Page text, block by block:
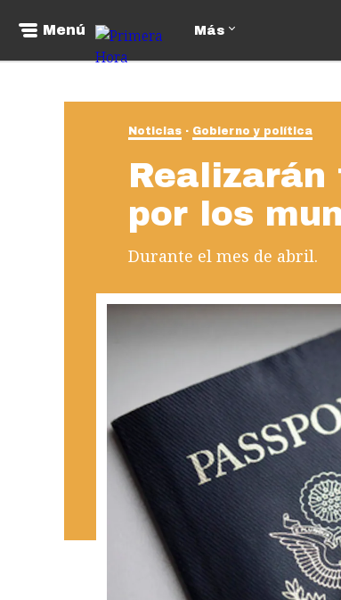
Menú Más
Noticias Gobierno y política
por los
Durante el mes de abril.